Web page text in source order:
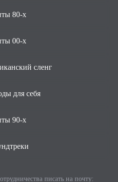
80-х
00-х
сленг
для себя
90-х
писать на почту: